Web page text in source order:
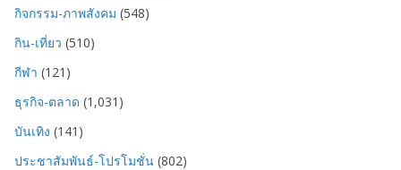
กิจกรรม-ภาพสังคม (548)
กิน-เที่ยว (510)
กีฬา (121)
ธุรกิจ-ตลาด (1,031)
บันเทิง (141)
ประชาสัมพันธ์-โปรโมชั่น (802)